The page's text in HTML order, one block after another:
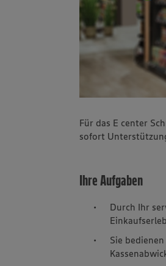
Für das E center
sofort
Ihre Aufgaben
Durch Ihr
Sie